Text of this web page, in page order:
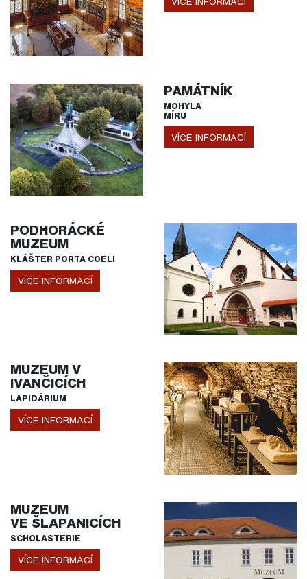
PAMÁTNÍK
MOHYLA
MÍRU
VÍCE INFORMACÍ
PODHORÁCKÉ
MUZEUM
KLÁŠTER PORTA COELI
VÍCE INFORMACÍ
MUZEUM V
IVANČICÍCH
LAPIDÁRIUM
VÍCE INFORMACÍ
MUZEUM
VE ŠLAPANICÍCH
SCHOLASTERIE
VÍCE INFORMACÍ